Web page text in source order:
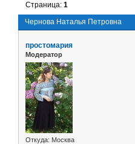
Чернова Наталья Петровна
Страница:1
простомария
Модератор
Откуда: Москва